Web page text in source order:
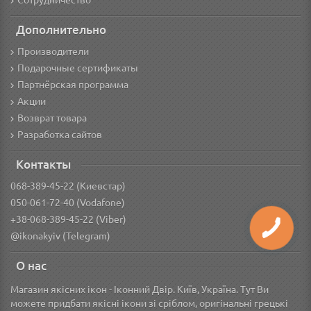
Дополнительно
Производители
Подарочные сертификаты
Партнёрская программа
Акции
Возврат товара
Разработка сайтов
Контакты
068-389-45-22 (Киевстар)
050-061-72-40 (Vodafone)
+38-068-389-45-22 (Viber)
@ikonakyiv (Telegram)
О нас
Магазин якісних ікон - Іконний Двір. Київ, Україна. Тут Ви
можете придбати якісні ікони зі сріблом, оригінальні грецькі